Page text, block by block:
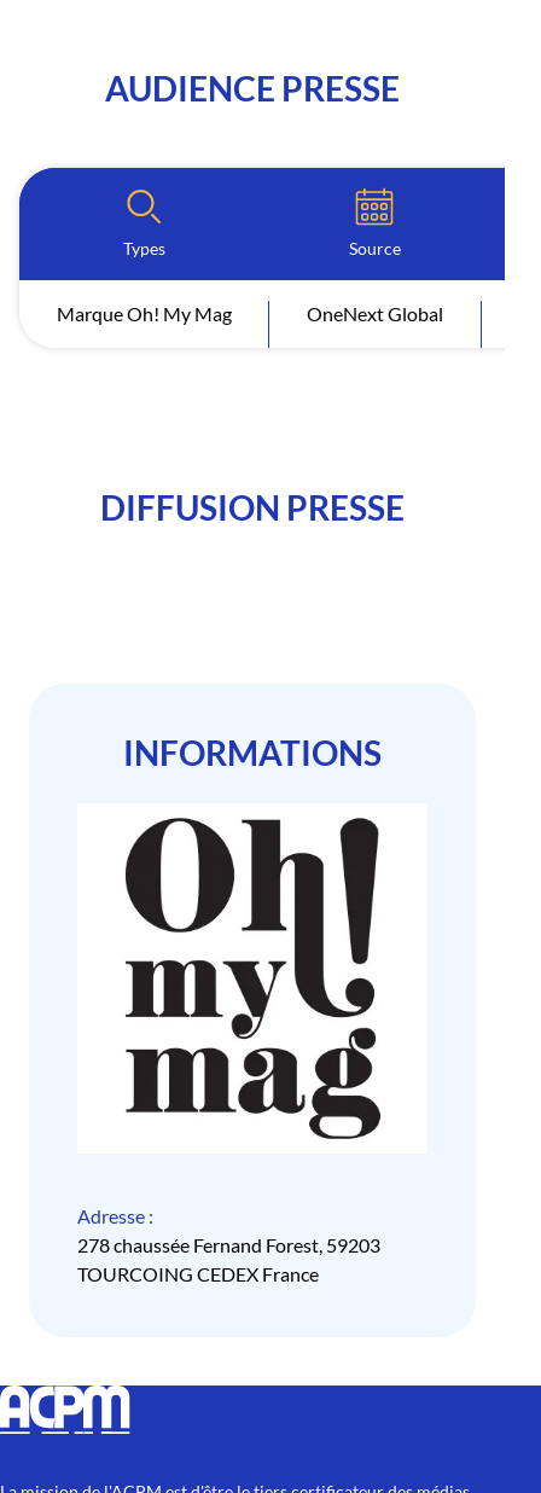
AUDIENCE PRESSE
Types Source
Marque Oh! My Mag OneNext Global
DIFFUSION PRESSE
INFORMATIONS
Adresse :
278 chaussée Fernand Forest, 59203
TOURCOING CEDEX France